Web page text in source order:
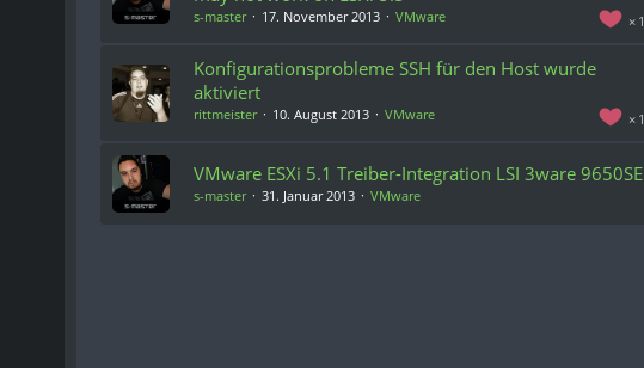
1
s-master 17. November 2013 VMware
Konfigurationsprobleme SSH für den Host wurde
aktiviert
1
rittmeister 10. August 2013 VMware
VMware ESXi 5.1 Treiber-Integration LSI 3ware 9650SE
s-master 31. Januar 2013 VMware